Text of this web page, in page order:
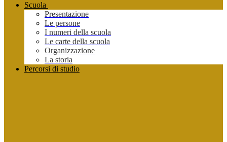
Scuola
Presentazione
Le persone
I numeri della scuola
Le carte della scuola
Organizzazione
La storia
Percorsi di studio